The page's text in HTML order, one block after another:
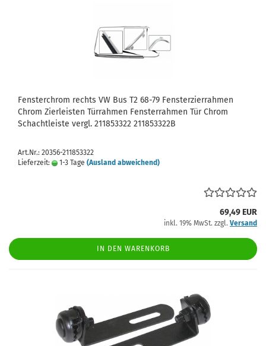
Fensterchrom rechts VW Bus T2 68-79 Fensterzierrahmen
Chrom Zierleisten Türrahmen Fensterrahmen Tür Chrom
Schachtleiste vergl. 211853322 211853322B
Art.Nr.: 20356-211853322
Lieferzeit:
1-3 Tage (Ausland abweichend)
69,49 EUR
inkl. 19% MwSt. zzgl. Versand
IN DEN WARENKORB